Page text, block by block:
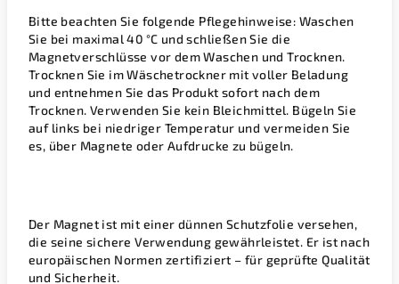
Bitte beachten Sie folgende Pflegehinweise: Waschen
Sie bei maximal 40 °C und schließen Sie die
Magnetverschlüsse vor dem Waschen und Trocknen.
Trocknen Sie im Wäschetrockner mit voller Beladung
und entnehmen Sie das Produkt sofort nach dem
Trocknen. Verwenden Sie kein Bleichmittel. Bügeln Sie
auf links bei niedriger Temperatur und vermeiden Sie
es, über Magnete oder Aufdrucke zu bügeln.
Der Magnet ist mit einer dünnen Schutzfolie versehen,
die seine sichere Verwendung gewährleistet. Er ist nach
europäischen Normen zertifiziert – für geprüfte Qualität
und Sicherheit.